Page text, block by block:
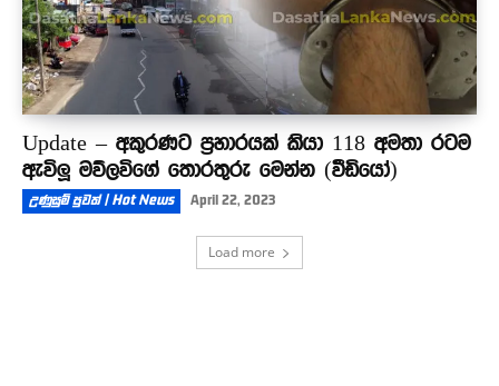
Update – අකුරණට ප්‍රහාරයක් කියා 118 අමතා රටම
ඇවිලූ මව්ලවිගේ තොරතුරු මෙන්න (වීඩියෝ)
උණුසුම් පුවත් | Hot News April 22, 2023
Load more